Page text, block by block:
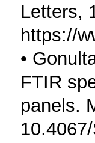
Letters,
https://
•
FTIR
panels.